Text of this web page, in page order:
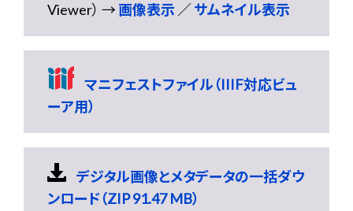
Viewer） →画像表示 ／サムネイル表示
マニフェストファイル（IIIF対応ビュ
ーア用）
デジタル画像とメタデータの一括ダウ
ンロード（ZIP 91.47 MB）